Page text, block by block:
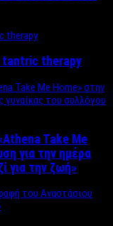
tantric therapy
Take Me
για την ημέρα
για την ζωή»